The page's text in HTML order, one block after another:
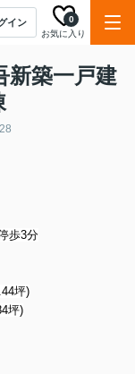
イン
お気に入り
0
新築一戸建
歩3分
坪)
坪)